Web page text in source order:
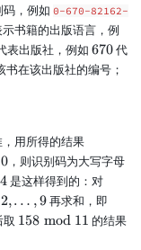
码，例如0-670-82162-
书籍的出版语言，例
表出版社，例如6
7
0
670代
在该出版社的编号；
用所得的结果
b
m
o
d
1
，则识别码为大写字母X
4
4是这样得到的：对
2,… ,9再求和，即
ti
m
取 1
158 mod 11 的结果4